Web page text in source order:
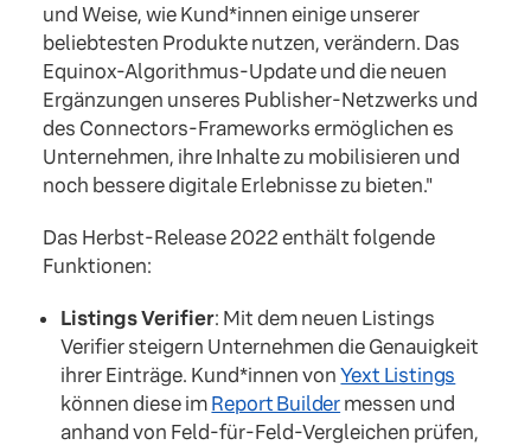
und Weise, wie Kund*innen einige unserer
beliebtesten Produkte nutzen, verändern. Das
Equinox-Algorithmus-Update und die neuen
Ergänzungen unseres Publisher-Netzwerks und
des Connectors-Frameworks ermöglichen es
Unternehmen, ihre Inhalte zu mobilisieren und
noch bessere digitale Erlebnisse zu bieten."
Das Herbst-Release 2022 enthält folgende
Funktionen:
Listings Verifier: Mit dem neuen Listings
Verifier steigern Unternehmen die Genauigkeit
ihrer Einträge. Kund*innen vonYext Listings
können diese imReport Buildermessen und
anhand von Feld-für-Feld-Vergleichen prüfen,